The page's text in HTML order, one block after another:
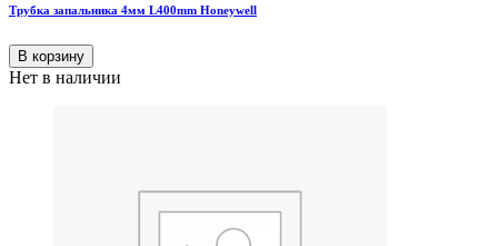
Трубка запальника 4мм L400mm Honeywell
В корзину
Нет в наличии